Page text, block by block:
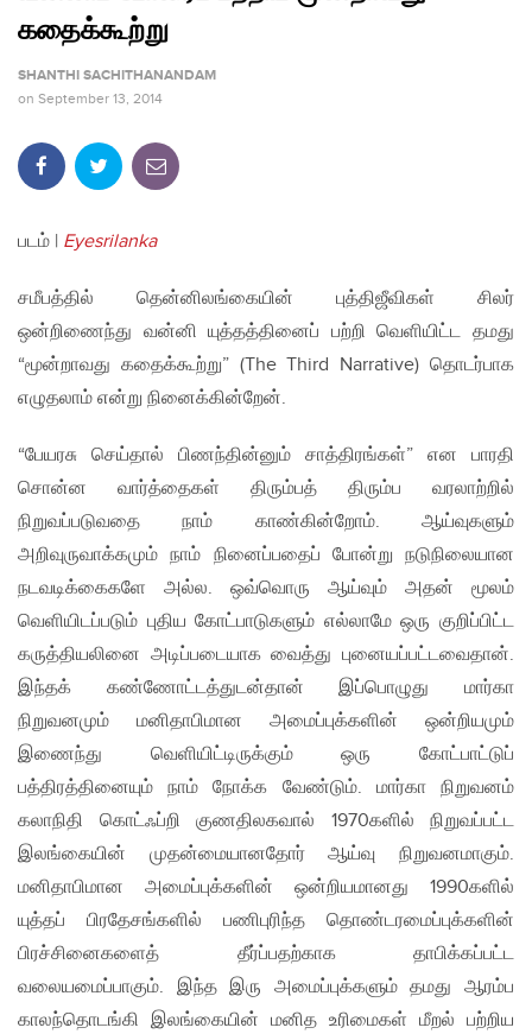
கதைக்கூற்று
SHANTHI SACHITHANANDAM
on September 13, 2014
படம் | Eyesrilanka
சமீபத்தில் தென்னிலங்கையின் புத்திஜீவிகள் சிலர்
ஒன்றிணைந்து வன்னி யுத்தத்தினைப் பற்றி வெளியிட்ட தமது
“மூன்றாவது கதைக்கூற்று” (The Third Narrative) தொடர்பாக
எழுதலாம் என்று நினைக்கின்றேன்.
“பேயரசு செய்தால் பிணந்தின்னும் சாத்திரங்கள்” என பாரதி
சொன்ன வார்த்தைகள் திரும்பத் திரும்ப வரலாற்றில்
நிறுவப்படுவதை நாம் காண்கின்றோம். ஆய்வுகளும்
அறிவுருவாக்கமும் நாம் நினைப்பதைப் போன்று நடுநிலையான
நடவடிக்கைகளே அல்ல. ஒவ்வொரு ஆய்வும் அதன் மூலம்
வெளியிடப்படும் புதிய கோட்பாடுகளும் எல்லாமே ஒரு குறிப்பிட்ட
கருத்தியலினை அடிப்படையாக வைத்து புனையப்பட்டவைதான்.
இந்தக் கண்ணோட்டத்துடன்தான் இப்பொழுது மார்கா
நிறுவனமும் மனிதாபிமான அமைப்புக்களின் ஒன்றியமும்
இணைந்து வெளியிட்டிருக்கும் ஒரு கோட்பாட்டுப்
பத்திரத்தினையும் நாம் நோக்க வேண்டும். மார்கா நிறுவனம்
கலாநிதி கொட்ஃப்றி குணதிலகவால் 1970களில் நிறுவப்பட்ட
இலங்கையின் முதன்மையானதோர் ஆய்வு நிறுவனமாகும்.
மனிதாபிமான அமைப்புக்களின் ஒன்றியமானது 1990களில்
யுத்தப் பிரதேசங்களில் பணிபுரிந்த தொண்டரமைப்புக்களின்
பிரச்சினைகளைத் தீர்ப்பதற்காக தாபிக்கப்பட்ட
வலையமைப்பாகும். இந்த இரு அமைப்புக்களும் தமது ஆரம்ப
காலந்தொடங்கி இலங்கையின் மனித உரிமைகள் மீறல் பற்றிய